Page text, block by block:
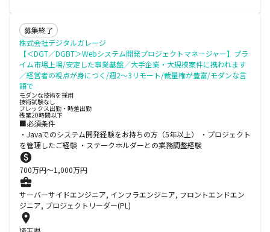
募集終了
株式会社デジタルガレージ
【＜DGT／DGBT＞Webシステム開発プロジェクトマネージャー】プラ
イム市場上場/安定した事業基盤／大手企業・大規模案件に携われます
／経営者の視点が身につく/週2～3リモート/裁量権が豊富/モダンな言
語で
モダンな技術を採用
技術試験なし
フレックス出勤・時差出勤
残業20時間以下
■必須条件
・Javaでのシステム開発経験をお持ちの方（5年以上） ・プロジェクト
を管理したご経験 ・ステークホルダーとの業務調整経験
700万円〜1,000万円
サーバーサイドエンジニア, インフラエンジニア, フロントエンドエン
ジニア, プロジェクトリーダー(PL)